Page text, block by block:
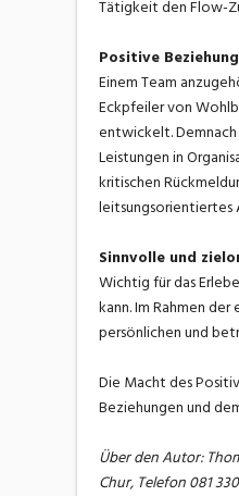
Tätigkeit den Flow-
Positive
Einem Team
Eckpfeiler von
entwickelt.
Leistungen in
kritischen
Sinnvolle und
Wichtig für das
kann. Im Rahmen
persönlichen und
Die Macht des
Beziehungen und
Über den Autor:
Chur, Telefon 081